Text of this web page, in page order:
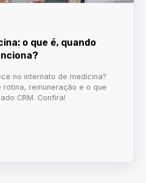
o que é, quando
no internato de medicina?
remuneração e o que
CRM. Confira!